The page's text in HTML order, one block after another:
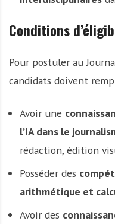
Conditions
Pour postuler au
candidats doivent
Avoir une
l’IA dans le
rédaction, édition
Posséder des
arithmétique et
Avoir des